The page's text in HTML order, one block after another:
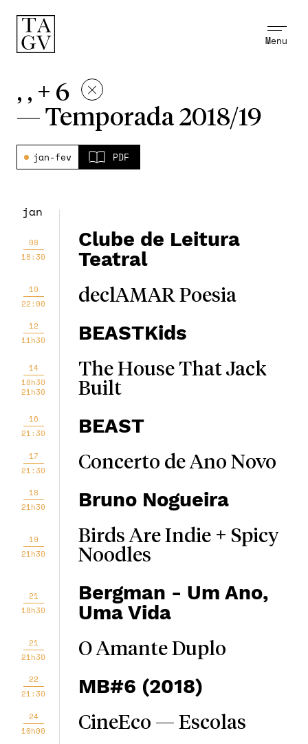
Menu
, , + 6
— Temporada 2018/19
jan-fev PDF
jan
08
18:30
Clube de Leitura
Teatral
10
22:00
declAMAR Poesia
12
11h30
BEASTKids
14
18h30
21h30
The House That Jack
Built
16
21:30
BEAST
17
21:30
Concerto de Ano Novo
18
21h30
Bruno Nogueira
19
21h30
Birds Are Indie + Spicy
Noodles
21
18h30
Bergman - Um Ano,
Uma Vida
21
21h30
O Amante Duplo
22
21:30
MB#6 (2018)
24
10h00
CineEco — Escolas